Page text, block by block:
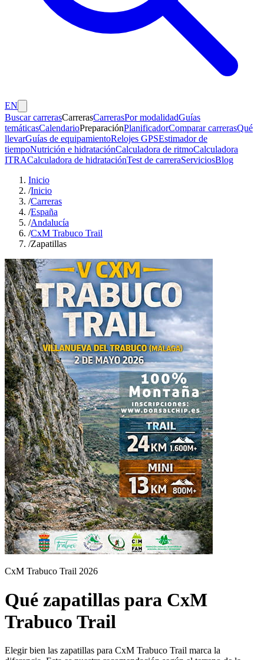
EN
Buscar carrerasCarrerasCarrerasPor modalidadGuías
temáticasCalendarioPreparaciónPlanificadorComparar carrerasQué
llevarGuías de equipamientoRelojes GPSEstimador de
tiempoNutrición e hidrataciónCalculadora de ritmoCalculadora
ITRACalculadora de hidrataciónTest de carreraServiciosBlog
Inicio
/Inicio
/Carreras
/España
/Andalucía
/CxM Trabuco Trail
/Zapatillas
CxM Trabuco Trail 2026
Qué zapatillas para CxM
Trabuco Trail
Elegir bien las zapatillas para CxM Trabuco Trail marca la